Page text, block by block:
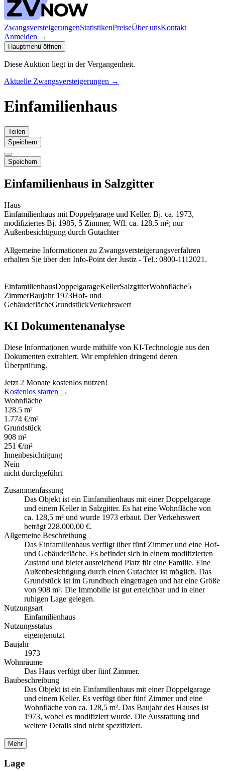
ZwangsversteigerungenStatistikenPreiseÜber unsKontakt
Anmelden →
Hauptmenü öffnen
Diese Auktion liegt in der Vergangenheit.
Aktuelle Zwangsversteigerungen →
Einfamilienhaus
Teilen
Speichern
Speichern
Einfamilienhaus in Salzgitter
Haus
Einfamilienhaus mit Doppelgarage und Keller, Bj. ca. 1973,
modifiziertes Bj. 1985, 5 Zimmer, Wfl. ca. 128,5 m²; nur
Außenbesichtigung durch Gutachter
Allgemeine Informationen zu Zwangsversteigerungsverfahren
erhalten Sie über den Info-Point der Justiz - Tel.: 0800-1112021.
EinfamilienhausDoppelgarageKellerSalzgitterWohnfläche5
ZimmerBaujahr 1973Hof- und
GebäudeflächeGrundstückVerkehrswert
KI Dokumentenanalyse
Diese Informationen wurde mithilfe von KI-Technologie aus den
Dokumenten extrahiert. Wir empfehlen dringend deren
Überprüfung.
Jetzt 2 Monate kostenlos nutzen!
Kostenlos starten →
Wohnfläche
128.5 m²
1.774 €/m²
Grundstück
908 m²
251 €/m²
Innenbesichtigung
Nein
nicht durchgeführt
Zusammenfassung
Das Objekt ist ein Einfamilienhaus mit einer Doppelgarage
und einem Keller in Salzgitter. Es hat eine Wohnfläche von
ca. 128,5 m² und wurde 1973 erbaut. Der Verkehrswert
beträgt 228.000,00 €.
Allgemeine Beschreibung
Das Einfamilienhaus verfügt über fünf Zimmer und eine Hof-
und Gebäudefläche. Es befindet sich in einem modifizierten
Zustand und bietet ausreichend Platz für eine Familie. Eine
Außenbesichtigung durch einen Gutachter ist möglich. Das
Grundstück ist im Grundbuch eingetragen und hat eine Größe
von 908 m². Die Immobilie ist gut erreichbar und in einer
ruhigen Lage gelegen.
Nutzungsart
Einfamilienhaus
Nutzungsstatus
eigengenutzt
Baujahr
1973
Wohnräume
Das Haus verfügt über fünf Zimmer.
Baubeschreibung
Das Objekt ist ein Einfamilienhaus mit einer Doppelgarage
und einem Keller. Es verfügt über fünf Zimmer und eine
Wohnfläche von ca. 128,5 m². Das Baujahr des Hauses ist
1973, wobei es modifiziert wurde. Die Ausstattung und
weitere Details sind nicht spezifiziert.
Mehr
Lage